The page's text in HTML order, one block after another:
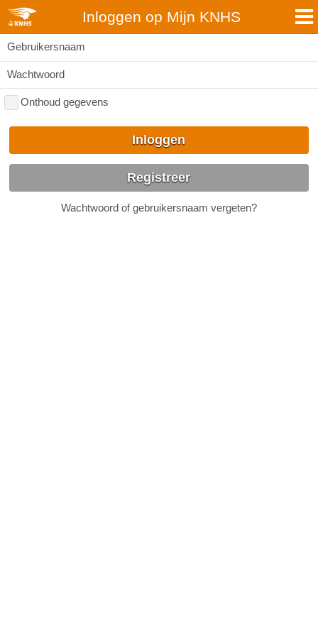
Inloggen op Mijn KNHS
Gebruikersnaam
Wachtwoord
Onthoud gegevens
Inloggen
Registreer
Wachtwoord of gebruikersnaam vergeten?